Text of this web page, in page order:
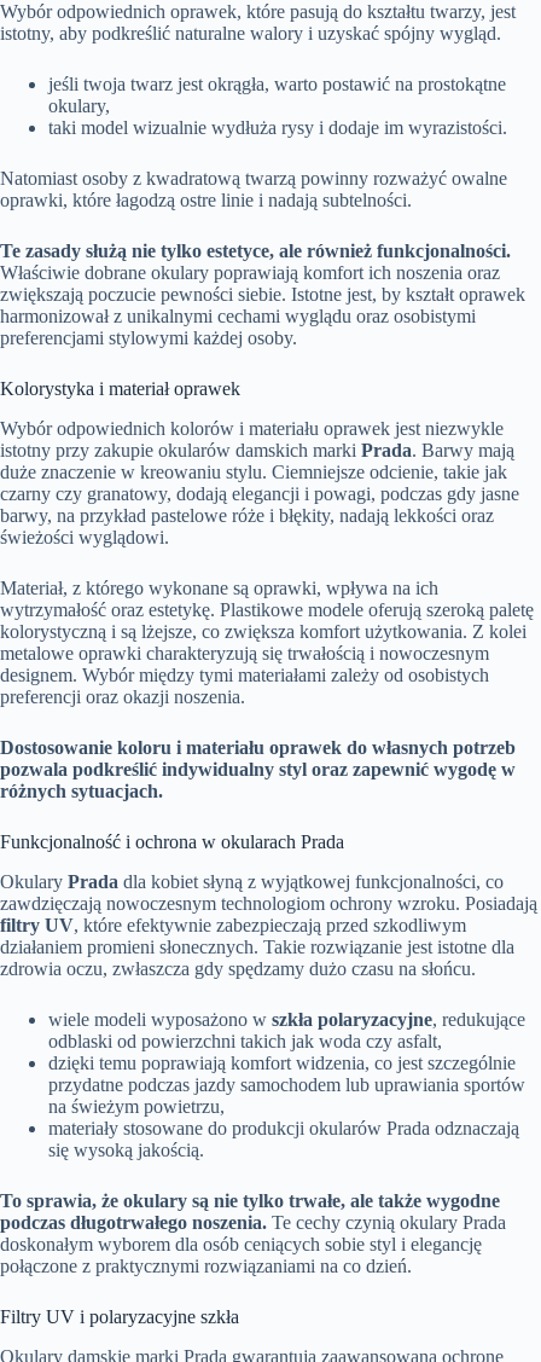
Wybór odpowiednich oprawek, które pasują do kształtu twarzy, jest
istotny, aby podkreślić naturalne walory i uzyskać spójny wygląd.
jeśli twoja twarz jest okrągła, warto postawić na prostokątne
okulary,
taki model wizualnie wydłuża rysy i dodaje im wyrazistości.
Natomiast osoby z kwadratową twarzą powinny rozważyć owalne
oprawki, które łagodzą ostre linie i nadają subtelności.
Te zasady służą nie tylko estetyce, ale również funkcjonalności.
Właściwie dobrane okulary poprawiają komfort ich noszenia oraz
zwiększają poczucie pewności siebie. Istotne jest, by kształt oprawek
harmonizował z unikalnymi cechami wyglądu oraz osobistymi
preferencjami stylowymi każdej osoby.
Kolorystyka i materiał oprawek
Wybór odpowiednich kolorów i materiału oprawek jest niezwykle
istotny przy zakupie okularów damskich marki Prada. Barwy mają
duże znaczenie w kreowaniu stylu. Ciemniejsze odcienie, takie jak
czarny czy granatowy, dodają elegancji i powagi, podczas gdy jasne
barwy, na przykład pastelowe róże i błękity, nadają lekkości oraz
świeżości wyglądowi.
Materiał, z którego wykonane są oprawki, wpływa na ich
wytrzymałość oraz estetykę. Plastikowe modele oferują szeroką paletę
kolorystyczną i są lżejsze, co zwiększa komfort użytkowania. Z kolei
metalowe oprawki charakteryzują się trwałością i nowoczesnym
designem. Wybór między tymi materiałami zależy od osobistych
preferencji oraz okazji noszenia.
Dostosowanie koloru i materiału oprawek do własnych potrzeb
pozwala podkreślić indywidualny styl oraz zapewnić wygodę w
różnych sytuacjach.
Funkcjonalność i ochrona w okularach Prada
Okulary Prada dla kobiet słyną z wyjątkowej funkcjonalności, co
zawdzięczają nowoczesnym technologiom ochrony wzroku. Posiadają
filtry UV, które efektywnie zabezpieczają przed szkodliwym
działaniem promieni słonecznych. Takie rozwiązanie jest istotne dla
zdrowia oczu, zwłaszcza gdy spędzamy dużo czasu na słońcu.
wiele modeli wyposażono w szkła polaryzacyjne, redukujące
odblaski od powierzchni takich jak woda czy asfalt,
dzięki temu poprawiają komfort widzenia, co jest szczególnie
przydatne podczas jazdy samochodem lub uprawiania sportów
na świeżym powietrzu,
materiały stosowane do produkcji okularów Prada odznaczają
się wysoką jakością.
To sprawia, że okulary są nie tylko trwałe, ale także wygodne
podczas długotrwałego noszenia. Te cechy czynią okulary Prada
doskonałym wyborem dla osób ceniących sobie styl i elegancję
połączone z praktycznymi rozwiązaniami na co dzień.
Filtry UV i polaryzacyjne szkła
Okulary damskie marki Prada gwarantują zaawansowaną ochronę